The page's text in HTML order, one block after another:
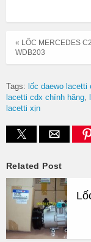
« LỐC MERCEDES
WDB203
Tags: lốc daewo lacetti
lacetti cdx chính hãng
lacetti xịn
Related Post